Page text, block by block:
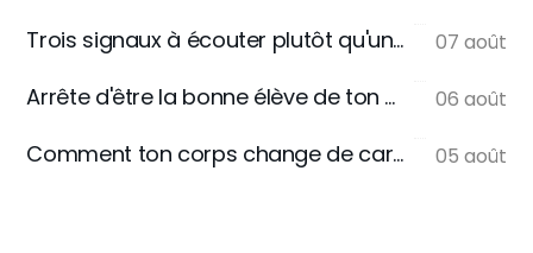
Trois signaux à écouter plutôt qu'une règle 07 août
Arrête d'être la bonne élève de ton assiette 06 août
Comment ton corps change de carburant 05 août